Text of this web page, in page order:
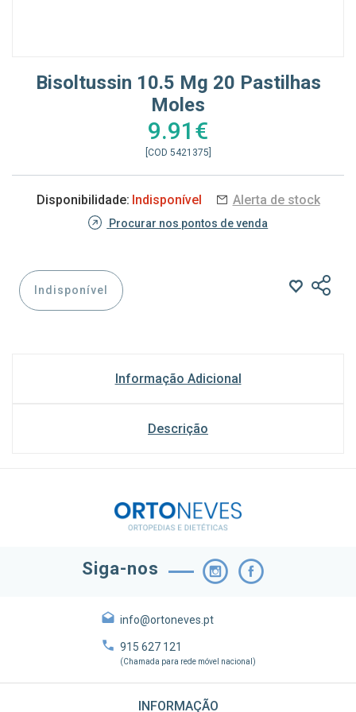
Bisoltussin 10.5 Mg 20 Pastilhas
Moles
9.91€
[COD 5421375]
Disponibilidade: Indisponível Alerta de stock
Procurar nos pontos de venda
Indisponível
Informação Adicional
Descrição
Siga-nos
info@ortoneves.pt
915 627 121
(Chamada para rede móvel nacional)
INFORMAÇÃO